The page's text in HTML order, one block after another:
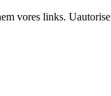
vores links.